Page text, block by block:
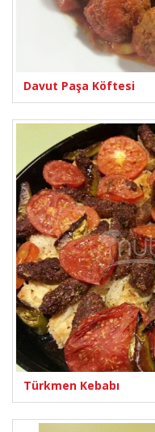
Davut Paşa Köftesi
Türkmen Kebabı